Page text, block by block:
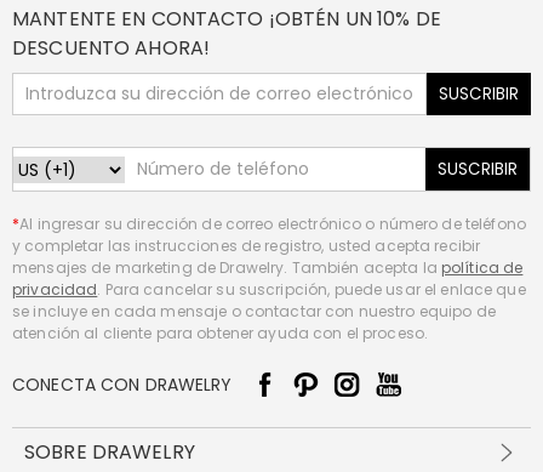
MANTENTE EN CONTACTO ¡OBTÉN UN 10% DE
DESCUENTO AHORA!
SUSCRIBIR
SUSCRIBIR
*Al ingresar su dirección de correo electrónico o número de teléfono
y completar las instrucciones de registro, usted acepta recibir
mensajes de marketing de Drawelry. También acepta la política de
privacidad. Para cancelar su suscripción, puede usar el enlace que
se incluye en cada mensaje o contactar con nuestro equipo de
atención al cliente para obtener ayuda con el proceso.
CONECTA CON DRAWELRY
SOBRE DRAWELRY